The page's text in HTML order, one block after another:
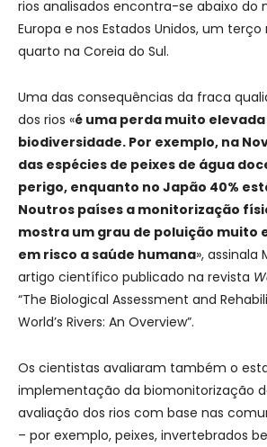
rios analisados encontra-se abaixo do
Europa e nos Estados Unidos, um
quarto na Coreia do Sul.
Uma das consequências da fraca
dos rios «é uma perda muito elevada
biodiversidade. Por exemplo, na
das espécies de peixes de água
perigo, enquanto no Japão 40%
Noutros países a monitorização
mostra um grau de poluição muito
em risco a saúde humana», assinala
artigo científico publicado na revista
“The Biological Assessment and
World’s Rivers: An Overview”.
Os cientistas avaliaram também o
implementação da biomonitorização
avaliação dos rios com base nas
– por exemplo, peixes, invertebrados